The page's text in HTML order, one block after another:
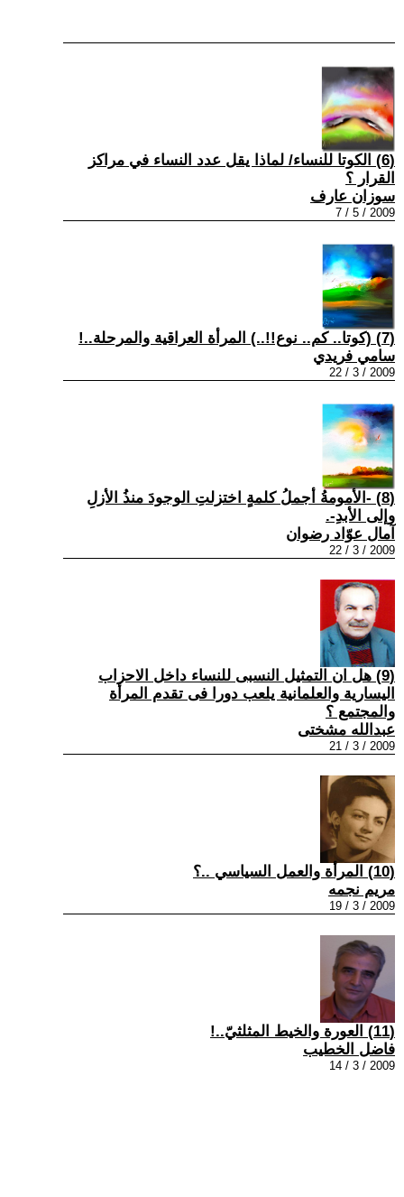
(6) الكوتا للنساء/ لماذا يقل عدد النساء في مراكز
القرار ؟
سوزان عارف
2009 / 5 / 7
(7) (كوتا.. كم.. نوع!!..) المرأة العراقية والمرحلة..!
سامي فريدي
2009 / 3 / 22
(8) -الأمومةُ أجملُ كلمةٍ اختزلتِ الوجودَ منذُ الأزلِ
وإلى الأبدِ-.
آمال عوّاد رضوان
2009 / 3 / 22
(9) هل ان التمثيل النسبى للنساء داخل الاحزاب
اليسارية والعلمانية يلعب دورا فى تقدم المرأة
والمجتمع ؟
عبدالله مشختى
2009 / 3 / 21
(10) المرأة والعمل السياسي ..؟
مريم نجمه
2009 / 3 / 19
(11) العورة والخيط المثلثيّ..!
فاضل الخطيب
2009 / 3 / 14